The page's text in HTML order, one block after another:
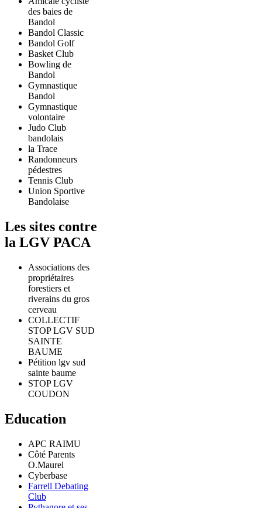
des baies de
Bandol
Bandol Classic
Bandol Golf
Basket Club
Bowling de
Bandol
Gymnastique
Bandol
Gymnastique
volontaire
Judo Club
bandolais
la Trace
Randonneurs
pédestres
Tennis Club
Union Sportive
Bandolaise
Les sites contre
la LGV PACA
Associations des
propriétaires
forestiers et
riverains du gros
cerveau
COLLECTIF
STOP LGV SUD
SAINTE
BAUME
Pétition lgv sud
sainte baume
STOP LGV
COUDON
Education
APC RAIMU
Côté Parents
O.Maurel
Cyberbase
Farrell Debating
Club